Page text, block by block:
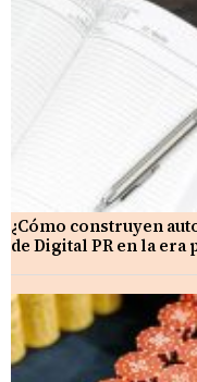
¿Cómo construyen
de Digital PR en la era